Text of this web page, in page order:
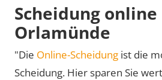
Scheidung online
Orlamünde
"Die Online-Scheidung ist die
Scheidung. Hier sparen Sie